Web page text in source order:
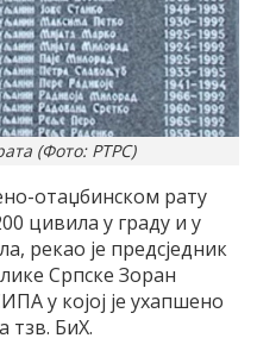
(Фото: РТРС)
отаџбинском рату
цивила у граду и у
рекао је предсједник
Српске Зоран
у којој је ухапшено
тзв. БиХ.